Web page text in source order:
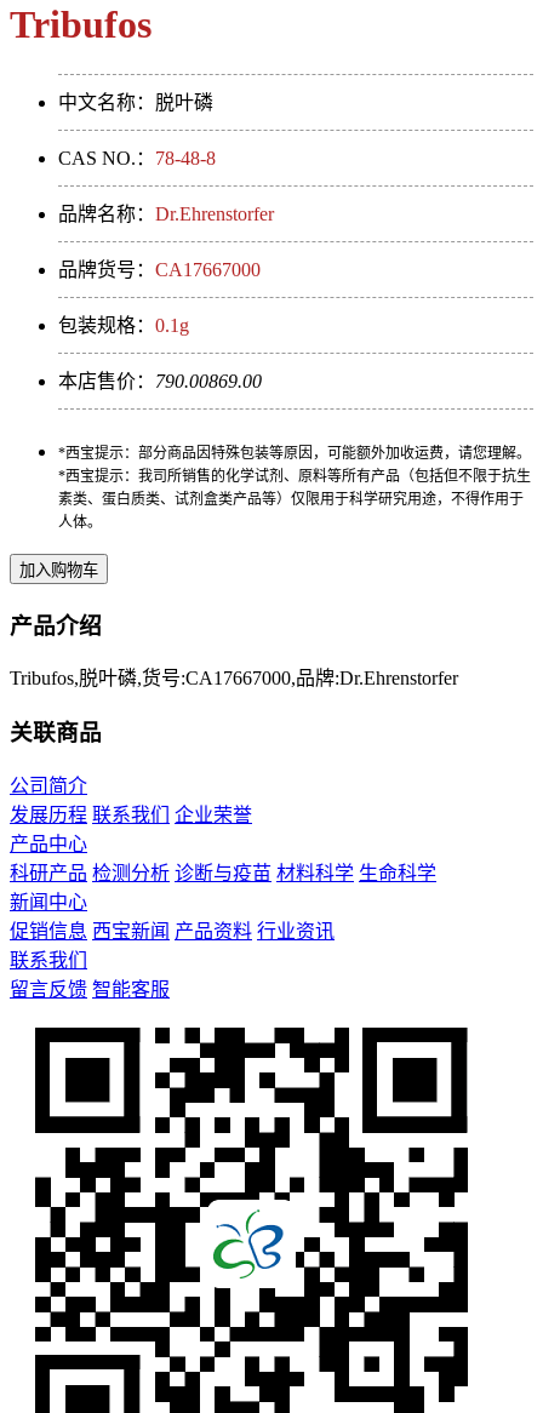
Tribufos
中文名称：脱叶磷
CAS NO.： 78-48-8
品牌名称： Dr.Ehrenstorfer
品牌货号： CA17667000
包装规格： 0.1g
本店售价： 790.00869.00
*西宝提示：部分商品因特殊包装等原因，可能额外加收运费，请您理解。
*西宝提示：我司所销售的化学试剂、原料等所有产品（包括但不限于抗生
素类、蛋白质类、试剂盒类产品等）仅限用于科学研究用途，不得作用于
人体。
产品介绍
Tribufos,脱叶磷,货号:CA17667000,品牌:Dr.Ehrenstorfer
关联商品
公司简介
发展历程 联系我们
企业荣誉
产品中心
科研产品 检测分析 诊断与疫苗 材料科学 生命科学
新闻中心
促销信息 西宝新闻 产品资料 行业资讯
联系我们
留言反馈 智能客服